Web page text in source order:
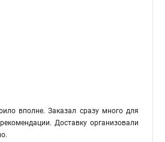
вполне. Заказал сразу много для
Доставку организовали